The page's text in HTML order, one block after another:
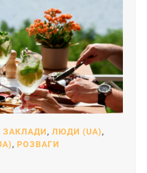
ЗАКЛАДИ, ЛЮДИ (UA),
, РОЗВАГИ